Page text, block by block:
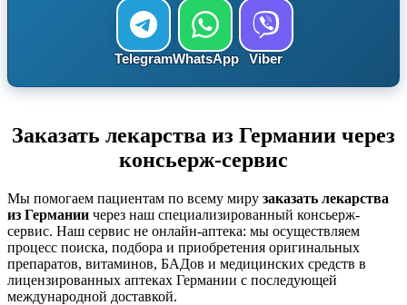
TelegramWhatsApp Viber
Заказать лекарства из Германии через
консьерж-сервис
Мы помогаем пациентам по всему миру заказать лекарства
из Германии через наш специализированный консьерж-
сервис. Наш сервис не онлайн-аптека: мы осуществляем
процесс поиска, подбора и приобретения оригинальных
препаратов, витаминов, БАДов и медицинских средств в
лицензированных аптеках Германии с последующей
международной доставкой.